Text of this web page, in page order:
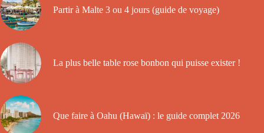
Partir à Malte 3 ou 4 jours (guide de voyage)
La plus belle table rose bonbon qui puisse exister !
Que faire à Oahu (Hawaï) : le guide complet 2026